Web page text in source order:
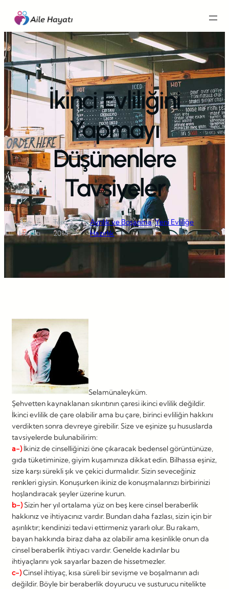
İçeriğe
geç
İkinci Evliliğini
Yapmayı
Düşünenlere
Tavsiyeler
Aile
Hayatı
·
Tem 3,
2014
·
Ayrılık ve Boşanma, Yeni Evliliğe
Hazırlık
Selamünaleyküm.
Şehvetten kaynaklanan sıkıntının çaresi ikinci evlilik değildir.
İkinci evlilik de çare olabilir ama bu çare, birinci evliliğin hakkını
verdikten sonra devreye girebilir. Size ve eşinize şu hususlarda
tavsiyelerde bulunabilirim:
a-)İkiniz de cinselliğinizi öne çıkaracak bedensel görüntünüze,
gıda tüketiminize, giyim kuşamınıza dikkat edin. Bilhassa eşiniz,
size karşı sürekli şık ve çekici durmalıdır. Sizin seveceğiniz
renkleri giysin. Konuşurken ikiniz de konuşmalarınızı birbirinizi
hoşlandıracak şeyler üzerine kurun.
b-)Sizin her yıl ortalama yüz on beş kere cinsel beraberlik
hakkınız ve ihtiyacınız vardır. Bundan daha fazlası, sizin için bir
aşırılıktır; kendinizi tedavi ettirmeniz yararlı olur. Bu rakam,
bayan hakkında biraz daha az olabilir ama kesinlikle onun da
cinsel beraberlik ihtiyacı vardır. Genelde kadınlar bu
ihtiyaçlarını yok sayarlar bazen de hissetmezler.
c-)Cinsel ihtiyaç, kısa süreli bir sevişme ve boşalmanın adı
değildir. Böyle bir beraberlik doyurucu ve susturucu nitelikte